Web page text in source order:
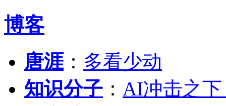
博客
唐涯： 多看少动
知识分子 ： AI冲击之